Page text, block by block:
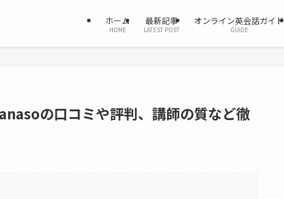
ホーム
HOME
最新記事
LATEST POST
オンライン英会話ガイド
GUIDE
の口コミや評判、講師の質など徹